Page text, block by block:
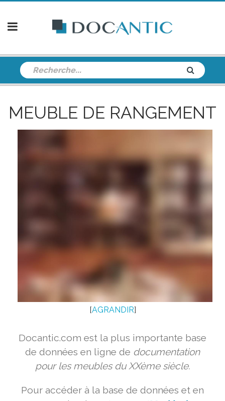
MEUBLE DE RANGEMENT
[AGRANDIR]
Docantic.com est la plus importante base
de données en ligne de documentation
pour les meubles du XXème siècle.
Pour accéder à la base de données et en